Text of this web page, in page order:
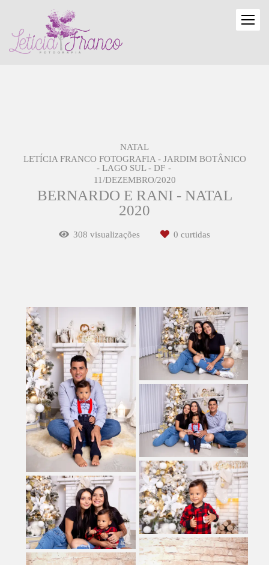
NATAL
LETÍCIA FRANCO FOTOGRAFIA - JARDIM BOTÂNICO
- LAGO SUL - DF
11/DEZEMBRO/2020
BERNARDO E RANI - NATAL
2020
308 visualizações 0 curtidas